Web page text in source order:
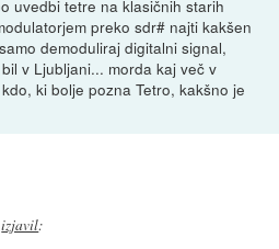
uvedbi tetre na klasičnih starih
preko sdr# najti kakšen
demoduliraj digitalni signal,
v Ljubljani... morda kaj več v
ki bolje pozna Tetro, kakšno je
izjavil: